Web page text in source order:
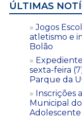
ÚLTIMAS
Jogos
atletismo e
Bolão
sexta-feira
Parque da
Inscrições
Municipal